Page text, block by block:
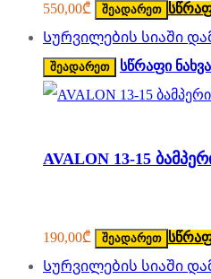
550,00₾ შეადარეთ
Სურვილების სიაში
შეადარეთ სწრაფი ნახვა
AVALON 13-15
190,00₾ შეადარეთ
Სურვილების სიაში